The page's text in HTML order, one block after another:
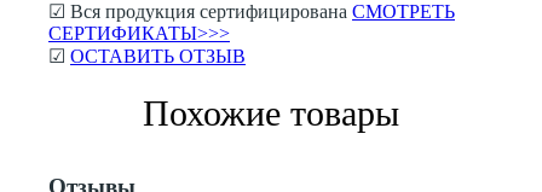
☑ Вся продукция сертифицирована СМОТРЕТЬ
СЕРТИФИКАТЫ>>>
☑ ОСТАВИТЬ ОТЗЫВ
Похожие товары